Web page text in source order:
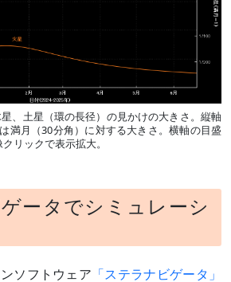
、土星（環の長径）の見かけの大きさ。縦軸
満月（30分角）に対する大きさ。横軸の目盛
リックで表示拡大。
ータでシミュレーシ
ソフトウェア 「ステラナビゲータ」